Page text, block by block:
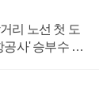
리 노선 첫 도
공사' 승부수 통